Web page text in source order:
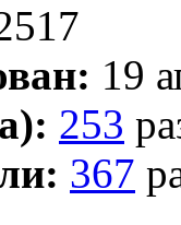
19
253
367